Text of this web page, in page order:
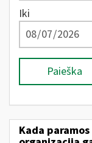
Iki
Paieška
Kada